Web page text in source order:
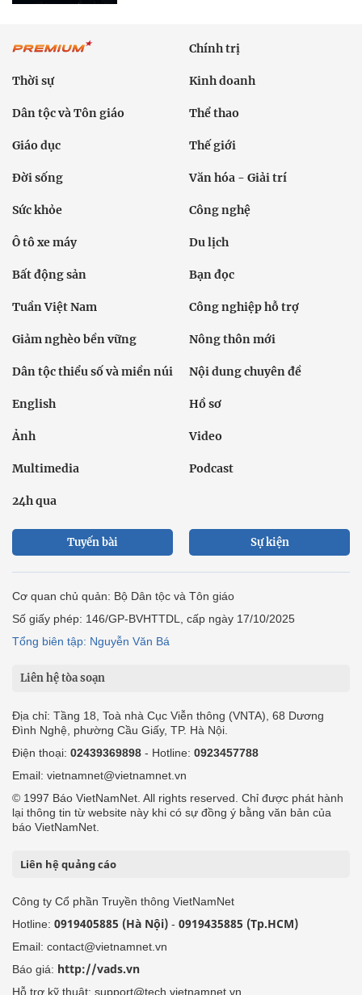
Chính trị
Thời sự Kinh doanh
Dân tộc và Tôn giáo Thể thao
Giáo dục Thế giới
Đời sống Văn hóa - Giải trí
Sức khỏe Công nghệ
Ô tô xe máy Du lịch
Bất động sản Bạn đọc
Tuần Việt Nam Công nghiệp hỗ trợ
Giảm nghèo bền vững Nông thôn mới
Dân tộc thiểu số và miền núi Nội dung chuyên đề
English Hồ sơ
Ảnh Video
Multimedia Podcast
24h qua
Tuyến bài Sự kiện
Cơ quan chủ quản: Bộ Dân tộc và Tôn giáo
Số giấy phép: 146/GP-BVHTTDL, cấp ngày 17/10/2025
Tổng biên tập: Nguyễn Văn Bá
Liên hệ tòa soạn
Địa chỉ: Tầng 18, Toà nhà Cục Viễn thông (VNTA), 68 Dương
Đình Nghệ, phường Cầu Giấy, TP. Hà Nội.
Điện thoại: 02439369898 - Hotline: 0923457788
Email: vietnamnet@vietnamnet.vn
© 1997 Báo VietNamNet. All rights reserved. Chỉ được phát hành
lại thông tin từ website này khi có sự đồng ý bằng văn bản của
báo VietNamNet.
Liên hệ quảng cáo
Công ty Cổ phần Truyền thông VietNamNet
Hotline: 0919405885 (Hà Nội) - 0919435885 (Tp.HCM)
Email: contact@vietnamnet.vn
Báo giá: http://vads.vn
Hỗ trợ kỹ thuật: support@tech.vietnamnet.vn